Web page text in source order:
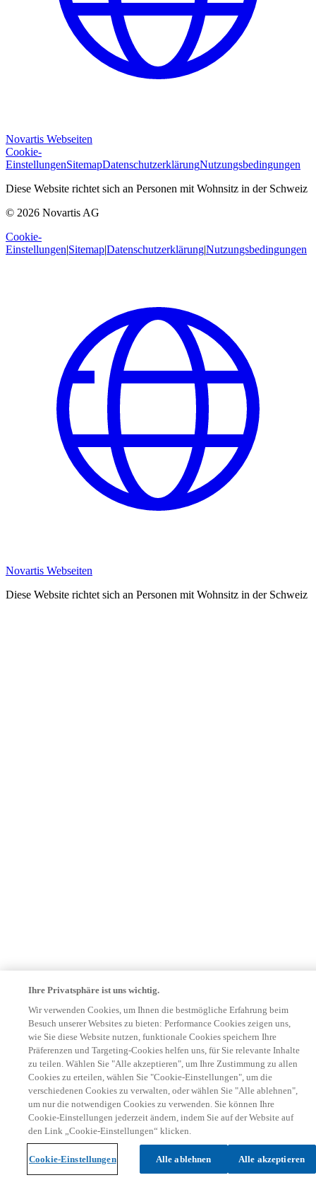
Novartis Webseiten
Cookie-
EinstellungenSitemapDatenschutzerklärungNutzungsbedingungen
Diese Website richtet sich an Personen mit Wohnsitz in der Schweiz
© 2026 Novartis AG
Cookie-
Einstellungen|Sitemap|Datenschutzerklärung|Nutzungsbedingungen
Novartis Webseiten
Diese Website richtet sich an Personen mit Wohnsitz in der Schweiz
Ihre Privatsphäre ist uns wichtig.
Wir verwenden Cookies, um Ihnen die bestmögliche Erfahrung beim
Besuch unserer Websites zu bieten: Performance Cookies zeigen uns,
wie Sie diese Website nutzen, funktionale Cookies speichern Ihre
Präferenzen und Targeting-Cookies helfen uns, für Sie relevante Inhalte
zu teilen. Wählen Sie "Alle akzeptieren", um Ihre Zustimmung zu allen
Cookies zu erteilen, wählen Sie "Cookie-Einstellungen", um die
verschiedenen Cookies zu verwalten, oder wählen Sie "Alle ablehnen",
um nur die notwendigen Cookies zu verwenden. Sie können Ihre
Cookie-Einstellungen jederzeit ändern, indem Sie auf der Website auf
den Link „Cookie-Einstellungen“ klicken.
Cookie-Einstellungen Alle ablehnen Alle akzeptieren